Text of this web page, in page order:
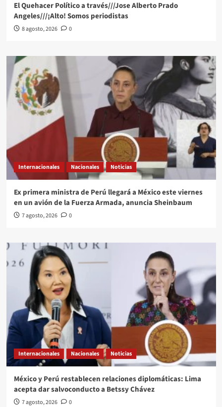
El Quehacer Político a través///Jose Alberto Prado
Angeles///¡Alto! Somos periodistas
8 agosto, 2026 0
Internacionales Nacionales Noticias
Ex primera ministra de Perú llegará a México este viernes
en un avión de la Fuerza Armada, anuncia Sheinbaum
7 agosto, 2026 0
Internacionales Nacionales Noticias
México y Perú restablecen relaciones diplomáticas: Lima
acepta dar salvoconducto a Betssy Chávez
7 agosto, 2026 0